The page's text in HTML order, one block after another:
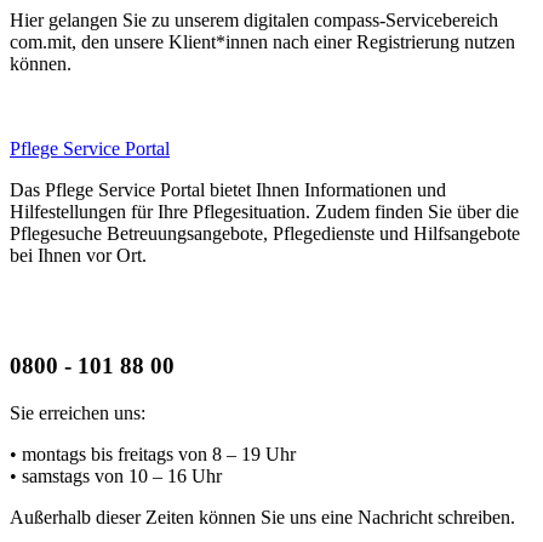
Hier gelangen Sie zu unserem digitalen compass-Servicebereich
com.mit, den unsere Klient*innen nach einer Registrierung nutzen
können.
Pflege Service Portal
Das Pflege Service Portal bietet Ihnen Informationen und
Hilfestellungen für Ihre Pflegesituation. Zudem finden Sie über die
Pflegesuche Betreuungsangebote, Pflegedienste und Hilfsangebote
bei Ihnen vor Ort.
0800 - 101 88 00
Sie erreichen uns:
• montags bis freitags von 8 – 19 Uhr
• samstags von 10 – 16 Uhr
Außerhalb dieser Zeiten können Sie uns eine Nachricht schreiben.